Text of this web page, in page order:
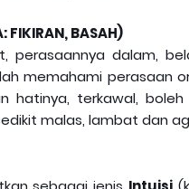
FIKIRAN, BASAH)
perasaannya dalam,
memahami perasaan
hatinya, terkawal,
malas, lambat dan